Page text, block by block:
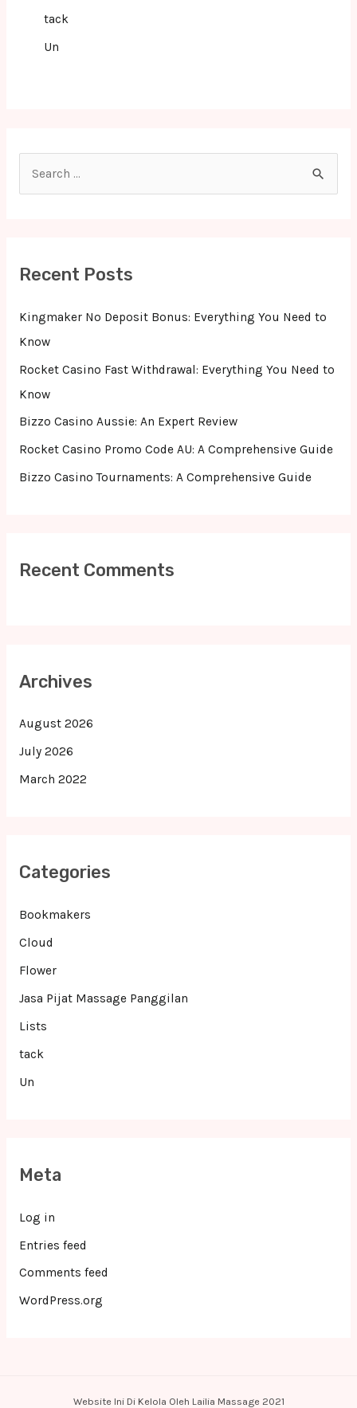
tack
Un
f
o
Recent Posts
Kingmaker No Deposit Bonus: Everything You Need to
Know
Rocket Casino Fast Withdrawal: Everything You Need to
Know
Bizzo Casino Aussie: An Expert Review
Rocket Casino Promo Code AU: A Comprehensive Guide
Bizzo Casino Tournaments: A Comprehensive Guide
Recent Comments
Archives
August 2026
July 2026
March 2022
Categories
Bookmakers
Cloud
Flower
Jasa Pijat Massage Panggilan
Lists
tack
Un
Meta
Log in
Entries feed
Comments feed
WordPress.org
Website Ini Di Kelola Oleh Lailia Massage 2021